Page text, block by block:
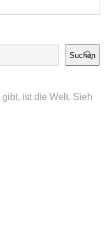
Suchen
ist die Welt. Sieh